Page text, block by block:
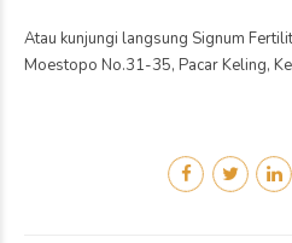
Atau kunjungi langsung Signum
Moestopo No.31-35, Pacar Keling,